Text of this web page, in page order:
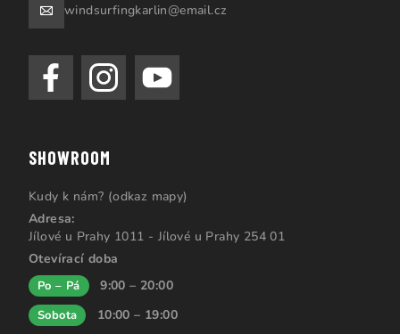
windsurfingkarlin@email.cz
SHOWROOM
Kudy k nám? (odkaz mapy)
Adresa:
Jílové u Prahy 1011 - Jílové u Prahy 254 01
Otevírací doba
Po – Pá 9:00 – 20:00
Sobota 10:00 – 19:00